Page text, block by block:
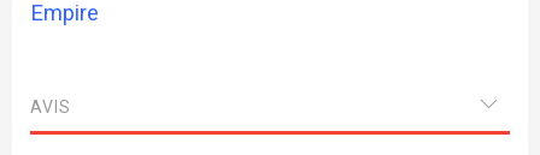
Empire
AVIS